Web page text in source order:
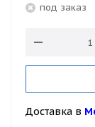
под заказ
Доставка в